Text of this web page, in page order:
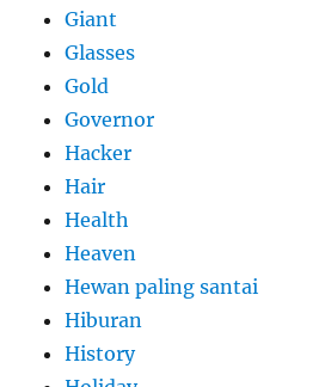
Giant
Glasses
Gold
Governor
Hacker
Hair
Health
Heaven
Hewan paling santai
Hiburan
History